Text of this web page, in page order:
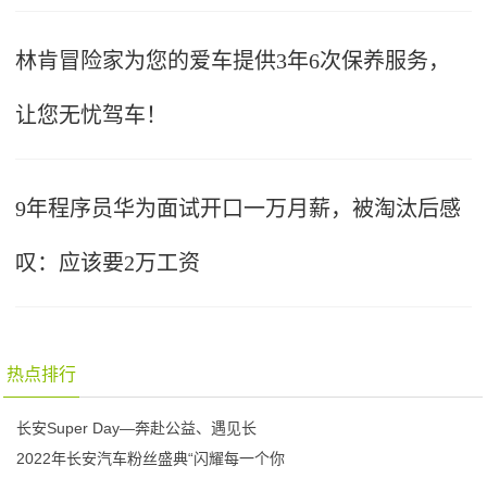
林肯冒险家为您的爱车提供3年6次保养服务，
让您无忧驾车！
9年程序员华为面试开口一万月薪，被淘汰后感
叹：应该要2万工资
热点排行
长安Super Day—奔赴公益、遇见长
2022年长安汽车粉丝盛典“闪耀每一个你